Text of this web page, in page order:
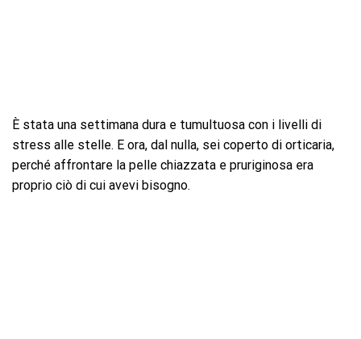
È stata una settimana dura e tumultuosa con i livelli di
stress alle stelle. E ora, dal nulla, sei coperto di orticaria,
perché affrontare la pelle chiazzata e pruriginosa era
proprio ciò di cui avevi bisogno.